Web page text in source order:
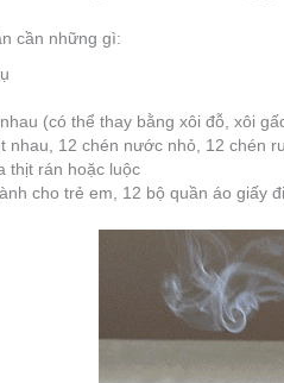
cần những gì:
(có thể thay bằng xôi đỗ, xôi
nhau, 12 chén nước nhỏ, 12 chén
thịt rán hoặc luộc
cho trẻ em, 12 bộ quần áo giấy